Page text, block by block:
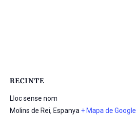
RECINTE
Lloc sense nom
Molins de Rei, Espanya + Mapa de Google